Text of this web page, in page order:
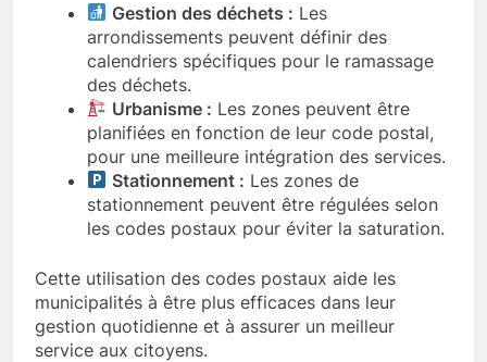
Gestion des déchets : Les
arrondissements peuvent définir des
calendriers spécifiques pour le ramassage
des déchets.
Urbanisme : Les zones peuvent être
planifiées en fonction de leur code postal,
pour une meilleure intégration des services.
Stationnement : Les zones de
stationnement peuvent être régulées selon
les codes postaux pour éviter la saturation.
Cette utilisation des codes postaux aide les
municipalités à être plus efficaces dans leur
gestion quotidienne et à assurer un meilleur
service aux citoyens.